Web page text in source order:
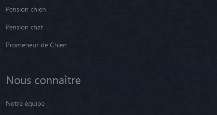
Pension chien
Pension chat
Promeneur de Chien
Nous connaître
Notre équipe